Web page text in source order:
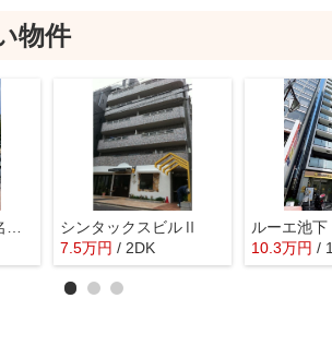
物件
シンタックスビルⅡ
7.5万円 / 2DK
ルーエ池下
10.3万円 /